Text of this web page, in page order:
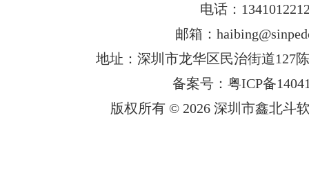
电话：
邮箱：
地址：深圳市龙华区民治街道127
备案号：粤ICP备
版权所有 © 2026 深圳市鑫北斗